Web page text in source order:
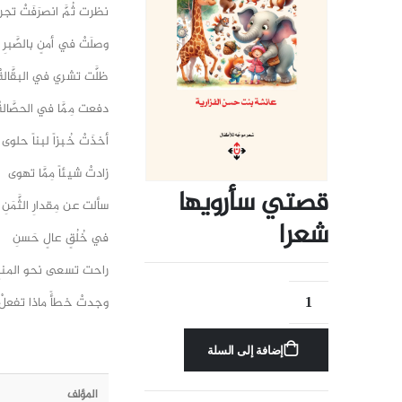
قصتي سأرويها
شعرا
إضافة إلى السلة
نظرت ثُمَّ انصرَفَتْ
وصلَتْ في أمنٍ بالصَّبرِ
ظلَّت تشري في
دفعت مِمَّا في
أخذَتْ خُبزاً لبناً حلوى
زادتْ شيئاً مِمَّا تهوى
سألت عن مِقدارِ الثَّمَنِ
في خُلُقٍ عالٍ حَسنِ
راحت تسعى نحو
وجدتْ خطأً ماذا
المؤلف